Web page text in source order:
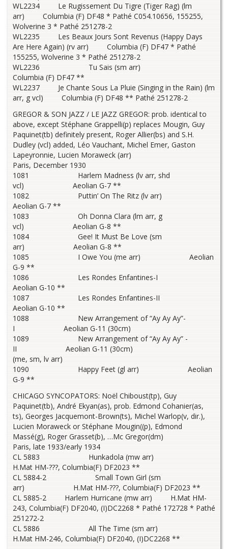
WL2234 Le Rugissement Du Tigre (Tiger Rag) (lm
arr) Columbia (F) DF48 * Pathé C054.10656, 155255,
Wolverine 3 * Pathé 251278-2
WL2235 Les Beaux Jours Sont Revenus (Happy Days
Are Here Again) (rv arr) Columbia (F) DF47 * Pathé
155255, Wolverine 3 * Pathé 251278-2
WL2236 Tu Sais (sm arr)
Columbia (F) DF47 **
WL2237 Je Chante Sous La Pluie (Singing in the Rain) (lm
arr, g vcl) Columbia (F) DF48 ** Pathé 251278-2
GREGOR & SON JAZZ / LE JAZZ GREGOR: prob. identical to
above, except Stéphane Grappelli(p) replaces Mougin, Guy
Paquinet(tb) definitely present, Roger Allier(bs) and S.H.
Dudley (vcl) added, Léo Vauchant, Michel Emer, Gaston
Lapeyronnie, Lucien Moraweck (arr)
Paris, December 1930
1081 Harlem Madness (lv arr, shd
vcl) Aeolian G-7 **
1082 Puttin’ On The Ritz (lv arr)
Aeolian G-7 **
1083 Oh Donna Clara (lm arr, g
vcl) Aeolian G-8 **
1084 Gee! It Must Be Love (sm
arr) Aeolian G-8 **
1085 I Owe You (me arr) Aeolian
G-9 **
1086 Les Rondes Enfantines-I
Aeolian G-10 **
1087 Les Rondes Enfantines-II
Aeolian G-10 **
1088 New Arrangement of “Ay Ay Ay”-
I Aeolian G-11 (30cm)
1089 New Arrangement of “Ay Ay Ay” -
II Aeolian G-11 (30cm)
(me, sm, lv arr)
1090 Happy Feet (gl arr) Aeolian
G-9 **
CHICAGO SYNCOPATORS: Noël Chiboust(tp), Guy
Paquinet(tb), André Ekyan(as), prob. Edmond Cohanier(as,
ts), Georges Jacquemont-Brown(ts), Michel Warlop(v, dir.),
Lucien Moraweck or Stéphane Mougin((p), Edmond
Massé(g), Roger Grasset(b), …Mc Gregor(dm)
Paris, late 1933/early 1934
CL 5883 Hunkadola (mw arr)
H.Mat HM-???, Columbia(F) DF2023 **
CL 5884-2 Small Town Girl (sm
arr) H.Mat HM-???, Columbia(F) DF2023 **
CL 5885-2 Harlem Hurricane (mw arr) H.Mat HM-
243, Columbia(F) DF2040, (I)DC2268 * Pathé 172728 * Pathé
251272-2
CL 5886 All The Time (sm arr)
H.Mat HM-246, Columbia(F) DF2040, (I)DC2268 **